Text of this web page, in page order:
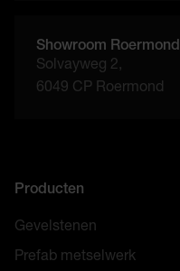
Showroom Roermond
Solvayweg 2,
6049 CP Roermond
Producten
Gevelstenen
Prefab metselwerk